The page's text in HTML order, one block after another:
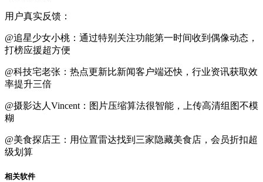
用户真实反馈：
@追星少女小桃：通过特别关注功能第一时间收到偶像动态，
打榜应援超方便
@科技宅老张：热点更新比新闻客户端还快，行业资讯获取效
率提升三倍
@摄影达人Vincent：图片压缩算法很智能，上传高清组图不模
糊
@美食探店王：用位置雷达找到三家隐藏美食店，会员折扣超
级划算
相关软件